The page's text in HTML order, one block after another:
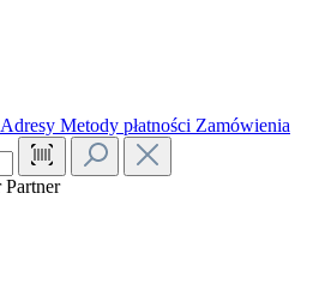
Adresy Metody płatności Zamówienia